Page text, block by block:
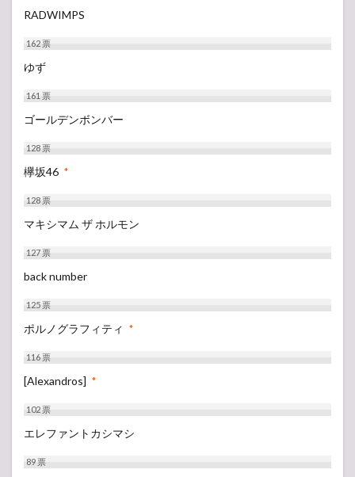
RADWIMPS
162票
ゆず
161票
ゴールデンボンバー
128票
欅坂46 *
128票
マキシマム ザ ホルモン
127票
back number
125票
ポルノグラフィティ *
116票
[Alexandros] *
102票
エレファントカシマシ
89票